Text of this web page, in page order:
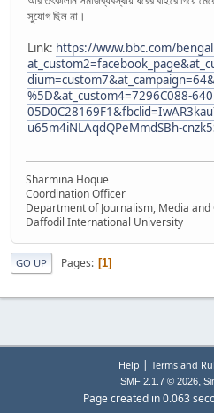
সুযোগ ছিল না।
Link: https://www.bbc.com/
%5D&at_custom4=7296C088-
u65m4iNLAqdQPeMmdSBh-
Sharmina Hoque
Coordination Officer
Department of Journalism, Media
Daffodil International University
GO UP Pages 1
Help Terms and
SMF 2.1.7 © 2026,
Page created in 0.063